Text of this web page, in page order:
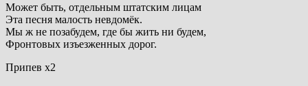
Может быть, отдельным штатским лицам
Эта песня малость невдомёк.
Мы ж не позабудем, где бы жить ни будем,
Фpонтовых изъезженных доpог.
Припев х2